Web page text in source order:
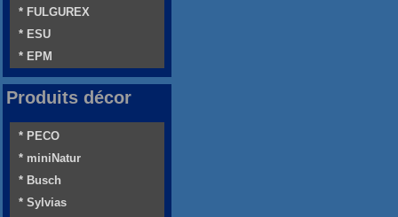
* FULGUREX
* ESU
* EPM
Produits décor
* PECO
* miniNatur
* Busch
* Sylvias